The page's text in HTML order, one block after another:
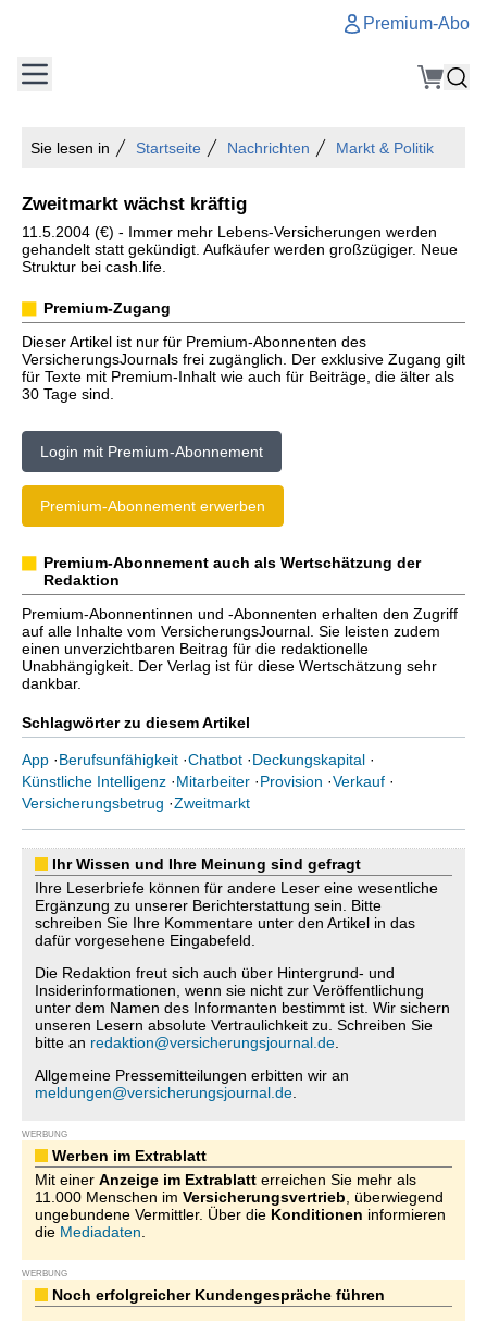
Premium-Abo
Sie lesen in Startseite Nachrichten Markt & Politik
Zweitmarkt wächst kräftig
11.5.2004 (€) - Immer mehr Lebens-Versicherungen werden
gehandelt statt gekündigt. Aufkäufer werden großzügiger. Neue
Struktur bei cash.life.
Premium-Zugang
Dieser Artikel ist nur für Premium-Abonnenten des
VersicherungsJournals frei zugänglich. Der exklusive Zugang gilt
für Texte mit Premium-Inhalt wie auch für Beiträge, die älter als
30 Tage sind.
Login mit Premium-Abonnement
Premium-Abonnement erwerben
Premium-Abonnement auch als Wertschätzung der
Redaktion
Premium-Abonnentinnen und -Abonnenten erhalten den Zugriff
auf alle Inhalte vom VersicherungsJournal. Sie leisten zudem
einen unverzichtbaren Beitrag für die redaktionelle
Unabhängigkeit. Der Verlag ist für diese Wertschätzung sehr
dankbar.
Schlagwörter zu diesem Artikel
App ·Berufsunfähigkeit ·Chatbot ·Deckungskapital ·
Künstliche Intelligenz ·Mitarbeiter ·Provision ·Verkauf ·
Versicherungsbetrug ·Zweitmarkt
Ihr Wissen und Ihre Meinung sind gefragt
Ihre Leserbriefe können für andere Leser eine wesentliche
Ergänzung zu unserer Berichterstattung sein. Bitte
schreiben Sie Ihre Kommentare unter den Artikel in das
dafür vorgesehene Eingabefeld.
Die Redaktion freut sich auch über Hintergrund- und
Insiderinformationen, wenn sie nicht zur Veröffentlichung
unter dem Namen des Informanten bestimmt ist. Wir sichern
unseren Lesern absolute Vertraulichkeit zu. Schreiben Sie
bitte an redaktion@versicherungsjournal.de
Allgemeine Pressemitteilungen erbitten wir an
meldungen@versicherungsjournal.de
WERBUNG
Werben im Extrablatt
Mit einer Anzeige im Extrablatt erreichen Sie mehr als
11.000 Menschen im Versicherungsvertrieb , überwiegend
ungebundene Vermittler. Über die Konditionen informieren
die Mediadaten
WERBUNG
Noch erfolgreicher Kundengespräche führen